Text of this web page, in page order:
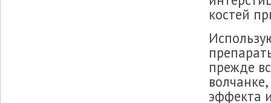
костей
прежде
эффекта